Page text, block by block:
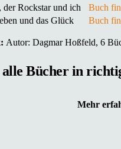
Rockstar und ich Buch
und das Glück Buch
Autor: Dagmar Hoßfeld, 6
Bücher in
Mehr